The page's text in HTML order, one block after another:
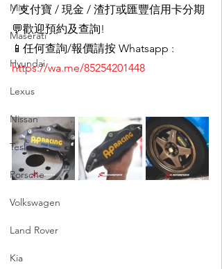
Mini
Maserati
Hyundai
Lexus
Nissan
Tesla
Porsche
Volkswagen
Land Rover
Kia
/ 支付寶 / 現金 / 渣打或匯豐信用卡分期
💬歡迎預約及查詢!
📱任何查詢/報價請按 Whatsapp :
https://wa.me/85254201448